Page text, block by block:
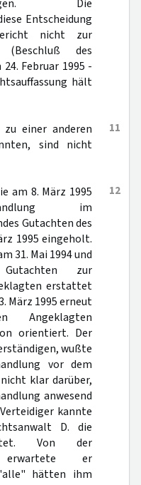
Die
Entscheidung
nicht zur
(Beschluß des
Februar 1995 -
hält
11
einer anderen
sind nicht
12
am 8. März 1995
im
Gutachten des
1995 eingeholt.
31. Mai 1994 und
zur
erstattet
März 1995 erneut
orientiert. Der
wußte
vor dem
klar darüber,
anwesend
kannte
D. die
Von der
erwartete er
hätten ihm